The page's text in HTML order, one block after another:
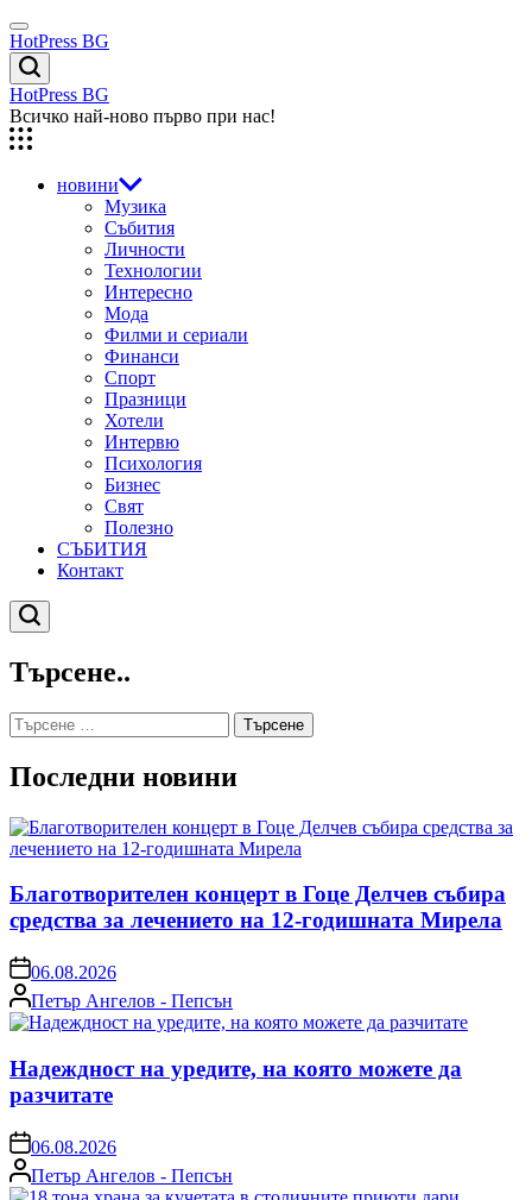
Skip
to
content
Menu
HotPress BG
Търсене
HotPress BG
Всичко най-ново първо при нас!
новини
Музика
Събития
Личности
Технологии
Интересно
Мода
Филми и сериали
Финанси
Спорт
Празници
Хотели
Интервю
Психология
Бизнес
Свят
Полезно
СЪБИТИЯ
Контакт
Търсене
Търсене..
Търсене
за:
Последни новини
Благотворителен концерт в Гоце Делчев събира
средства за лечението на 12-годишната Мирела
on06.08.2026
Posted
by
Петър Ангелов - Пепсън
Надеждност на уредите, на която можете да
разчитате
on06.08.2026
Posted
by
Петър Ангелов - Пепсън